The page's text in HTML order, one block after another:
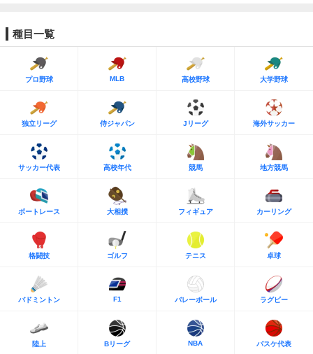
種目一覧
プロ野球 MLB 高校野球 大学野球
独立リーグ 侍ジャパン Jリーグ 海外サッカー
サッカー代表 高校年代 競馬 地方競馬
ボートレース 大相撲 フィギュア カーリング
格闘技 ゴルフ テニス 卓球
バドミントン F1 バレーボール ラグビー
陸上 Bリーグ NBA バスケ代表